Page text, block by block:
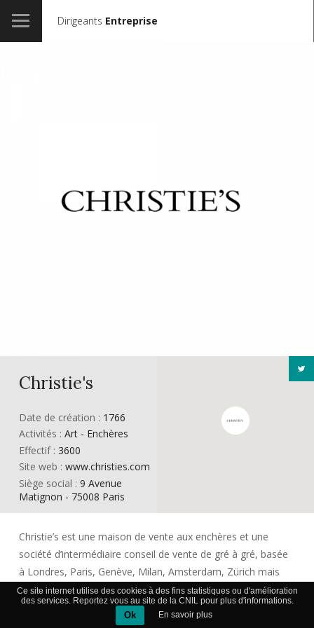
Dirigeants Entreprise
Christie's
Date de création : 1766
Activités : Art - Enchères
Effectif : 3600
Site web : www.christies.com
Siège social : 9 Avenue
Matignon - 75008 Paris
Christie’s est une maison de vente aux enchères et une
société d’intermédiaire conseil de vente de gré à gré, basée
à Londres, Paris, Genève, Milan, Amsterdam, Zürich mais
également à New York, Dubaï, Shanghai, Hong Kong et
Bombay. Au total Christie’s est présent dans 32 pays et
compte 54 bureaux et 12 salles de ventes dans le monde
Ce site internet utilise des cookies à des fins statistiques ou d'amélioration
des services. Reportez vous au site de la CNIL pour plus d'informations.
Ok En savoir plus